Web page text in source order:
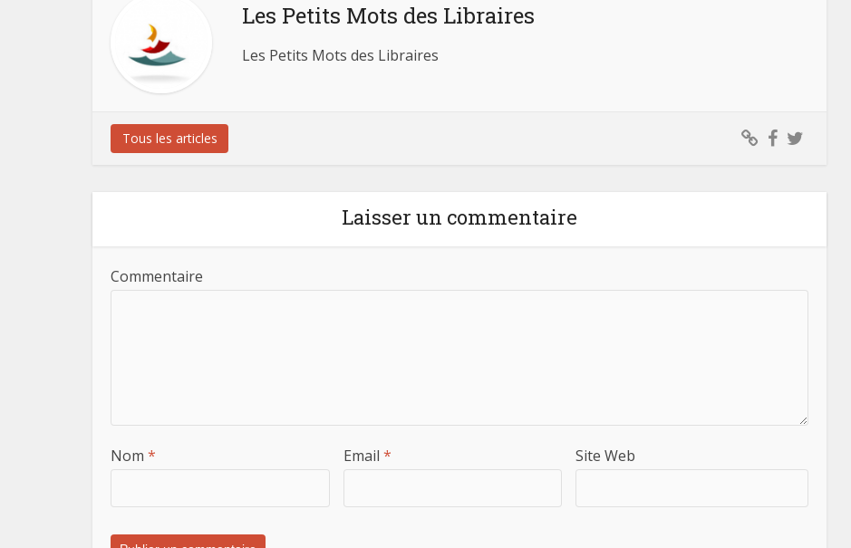
Les Petits Mots des Libraires
Les Petits Mots des Libraires
Tous les articles
Laisser un commentaire
Commentaire
Nom * Email * Site Web